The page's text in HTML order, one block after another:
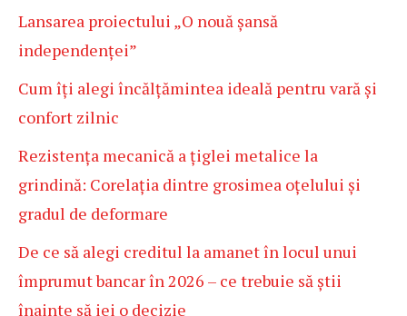
Lansarea proiectului „O nouă șansă
independenței”
Cum îți alegi încălțămintea ideală pentru vară și
confort zilnic
Rezistența mecanică a țiglei metalice la
grindină: Corelația dintre grosimea oțelului și
gradul de deformare
De ce să alegi creditul la amanet în locul unui
împrumut bancar în 2026 – ce trebuie să știi
înainte să iei o decizie